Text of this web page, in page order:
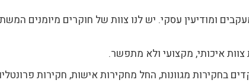
ומודיעין עסקי. יש לנו צוות של חוקרים מיומנים
איכותי, מקצועי ולא מתפשר.
מגוונות, החל מחקירות אישות, חקירות